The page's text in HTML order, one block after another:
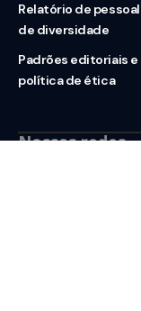
Relatório de pessoal
de diversidade
Padrões editoriais e
política de ética
Nossas redes